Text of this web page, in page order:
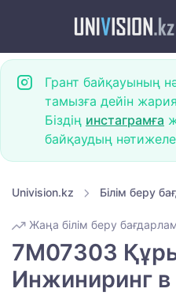
Грант байқауының
тамызға дейін
Біздің инстаграмға
байқаудың
Univision.kz Білім беру
Жаңа білім беру
7M07303
Инжиниринг в